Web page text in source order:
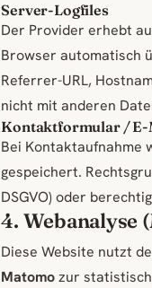
Server-Logfiles
Der Provider erhebt
Browser automatisch
Referrer-URL,
nicht mit anderen
Kontaktformular / E-
Bei Kontaktaufnahme
gespeichert.
DSGVO) oder
4. Webanalyse
Diese Website nutzt
Matomozur